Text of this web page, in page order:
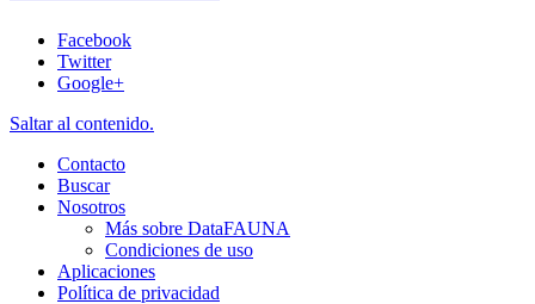
Facebook
Twitter
Google+
Saltar al contenido.
Contacto
Buscar
Nosotros
Más sobre DataFAUNA
Condiciones de uso
Aplicaciones
Política de privacidad